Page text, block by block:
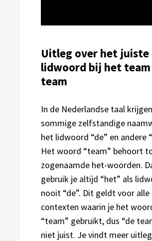
Uitleg over het juiste
lidwoord bij het
team
In de Nederlandse taal krijgen
sommige zelfstandige
het lidwoord “de” en andere
Het woord “team” behoort
zogenaamde het-woorden.
gebruik je altijd “het” als
nooit “de”. Dit geldt voor alle
contexten waarin je het
“team” gebruikt, dus “de
niet juist. Je vindt meer